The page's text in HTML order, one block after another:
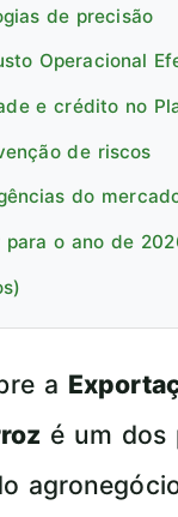
de precisão
Operacional
e crédito no
de riscos
do
o ano de
a
é um dos